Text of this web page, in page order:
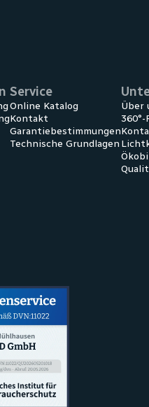
Service
Online Katalog
Kontakt
Garantiebestimmungen
Technische Grundlagen
Über
360°-